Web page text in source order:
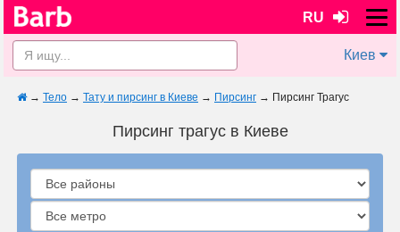
RU
Киев
→ Тело → Тату и пирсинг в Киеве → Пирсинг → Пирсинг Трагус
Пирсинг трагус в Киеве